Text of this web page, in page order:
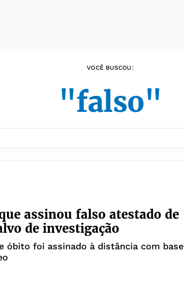
VOCÊ BUSCOU:
"falso"
assinou falso atestado de
de investigação
óbito foi assinado à distância com base